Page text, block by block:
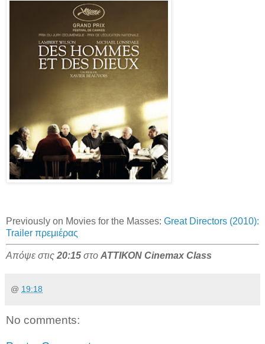
Previously on Movies for the Masses: Great Directors (2010):
Trailer πρεμιέρας
Απόψε στις 20:15 στο ΑΤΤΙΚΟΝ Cinemax Class
@ 19:18
No comments: